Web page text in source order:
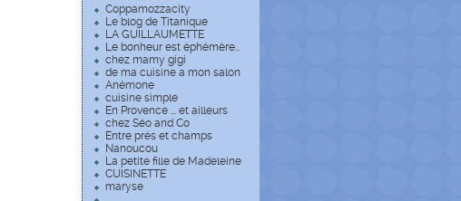
Coppamozzacity
Le blog de Titanique
LA GUILLAUMETTE
Le bonheur est éphémère...
chez mamy gigi
de ma cuisine a mon salon
Anémone
cuisine simple
En Provence ... et ailleurs
chez Séo and Co
Entre prés et champs
Nanoucou
La petite fille de Madeleine
CUISINETTE
maryse